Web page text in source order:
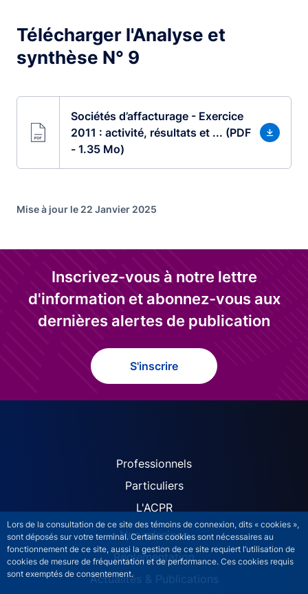
Lors de la consultation de ce site des témoins de connexion, dits « cookies »,
sont déposés sur votre terminal. Certains cookies sont nécessaires au
fonctionnement de ce site, aussi la gestion de ce site requiert l’utilisation de
cookies de mesure de fréquentation et de performance. Ces cookies requis
sont exemptés de consentement.
Télécharger l'Analyse et
synthèse N° 9
Sociétés d’affacturage - Exercice
2011 : activité, résultats et ... (PDF
- 1.35 Mo)
Mise à jour le 22 Janvier 2025
Inscrivez-vous à notre lettre
d'information et abonnez-vous aux
dernières alertes de publication
S'inscrire
ACPR site navigation
Professionnels
Particuliers
L'ACPR
Nos missions
Réglementation
Actualités & Publications